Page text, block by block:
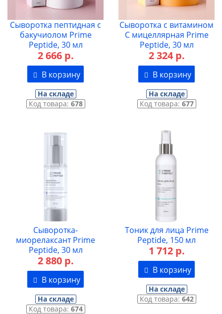
Сыворотка пептидная с
бакучиолом Prime
Peptide, 30 мл
2 666 р.
В корзину
На складе
Код товара: 678
Сыворотка с витамином
С мицеллярная Prime
Peptide, 30 мл
2 324 р.
В корзину
На складе
Код товара: 677
Сыворотка-
миорелаксант Prime
Peptide, 30 мл
2 880 р.
В корзину
На складе
Код товара: 674
Тоник для лица Prime
Peptide, 150 мл
1 712 р.
В корзину
На складе
Код товара: 642